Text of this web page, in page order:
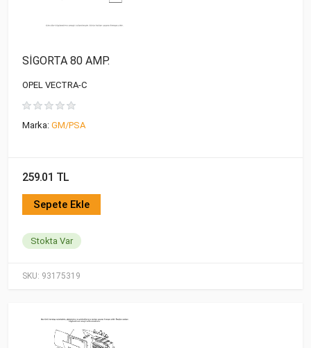
SKU: 93175319
SİGORTA 80 AMP.
OPEL VECTRA-C
Marka: GM/PSA
259.01 TL
Sepete Ekle
Stokta Var